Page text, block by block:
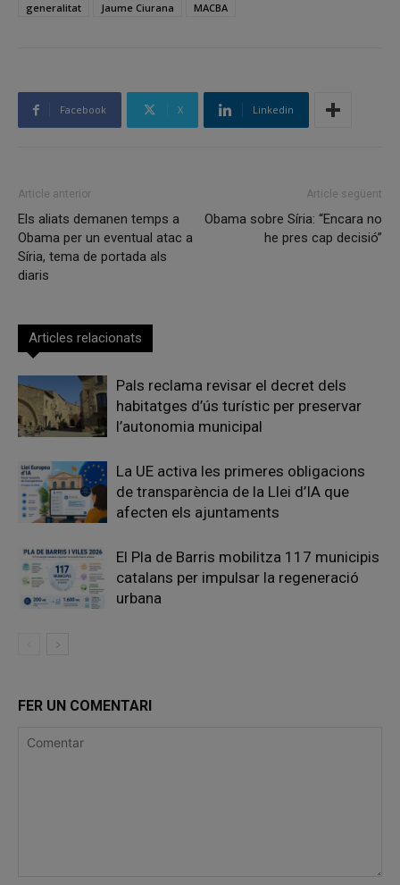
generalitat
Jaume Ciurana MACBA
Facebook X Linkedin
Article anterior
Els aliats demanen temps a
Obama per un eventual atac a
Síria, tema de portada als
diaris
Article següent
Obama sobre Síria: “Encara no
he pres cap decisió”
Articles relacionats
Pals reclama revisar el decret dels
habitatges d’ús turístic per preservar
l’autonomia municipal
La UE activa les primeres obligacions
de transparència de la Llei d’IA que
afecten els ajuntaments
El Pla de Barris mobilitza 117 municipis
catalans per impulsar la regeneració
urbana
FER UN COMENTARI